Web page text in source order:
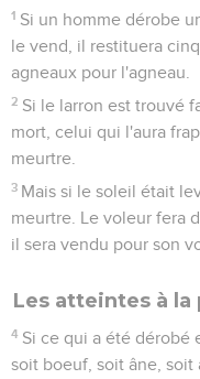
1 Si un homme dérobe
le vend, il restituera
agneaux pour l'agneau.
2 Si le larron est trouvé
mort, celui qui l'aura
meurtre.
3 Mais si le soleil était
meurtre. Le voleur fera
il sera vendu pour son
Les atteintes à
4 Si ce qui a été dérobé
soit boeuf, soit âne, soit